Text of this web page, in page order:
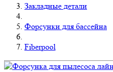
Закладные детали
Форсунки для бассейна
Fiberpool